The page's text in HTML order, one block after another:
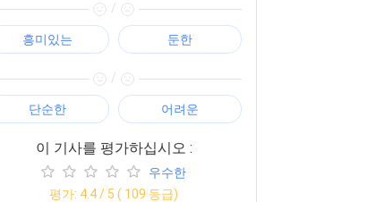
/
흥미있는 둔한
/
단순한 어려운
이 기사를 평가하십시오 :
우수한
평가: 4.4/ 5 ( 109 등급)